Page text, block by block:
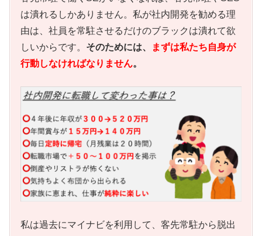
は潰れるしかありません。私が社内開発を勧める理
由は、社員を常駐させるだけのブラックは潰れて欲
しいからです。 そのためには、 まずは私たち自身が
行動しなければなりません。
私は過去にマイナビを利用して、客先常駐から脱出